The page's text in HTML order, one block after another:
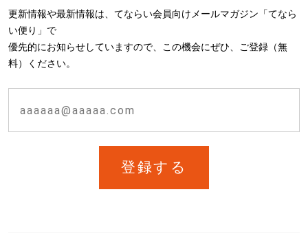
更新情報や最新情報は、てならい会員向けメールマガジン「てなら
い便り」で
優先的にお知らせしていますので、この機会にぜひ、ご登録（無
料）ください。
登録する